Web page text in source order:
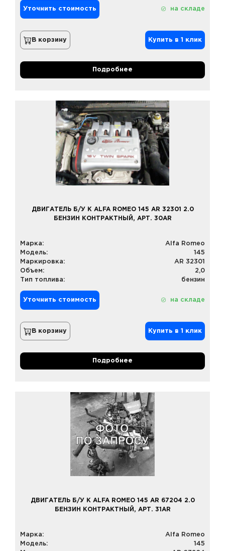
Уточнить стоимость на складе
В корзину Купить в 1 клик
Подробнее
ДВИГАТЕЛЬ Б/У К ALFA ROMEO 145 AR 32301 2.0
БЕНЗИН КОНТРАКТНЫЙ, АРТ. 30AR
Марка:
Alfa Romeo
Модель:
145
Маркировка:
AR 32301
Объем:
2,0
Тип топлива:
бензин
Уточнить стоимость на складе
В корзину Купить в 1 клик
Подробнее
ДВИГАТЕЛЬ Б/У К ALFA ROMEO 145 AR 67204 2.0
БЕНЗИН КОНТРАКТНЫЙ, АРТ. 31AR
Марка:
Alfa Romeo
Модель:
145